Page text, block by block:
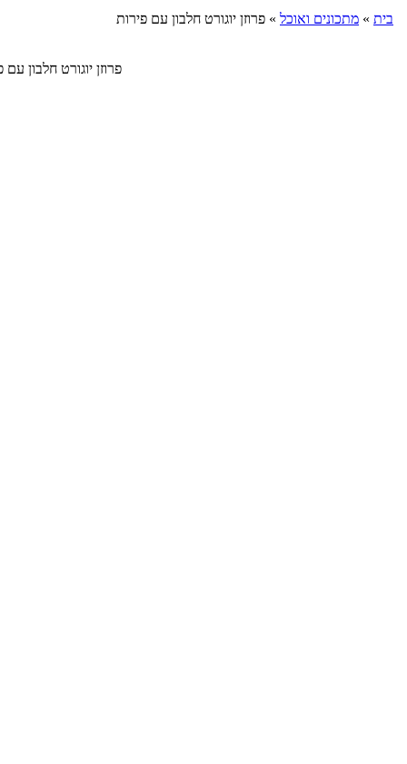
בית » מתכונים ואוכל » פרוזן יוגורט חלבון עם פירות
פרוזן יוגורט חלבון עם פירות לבחירה